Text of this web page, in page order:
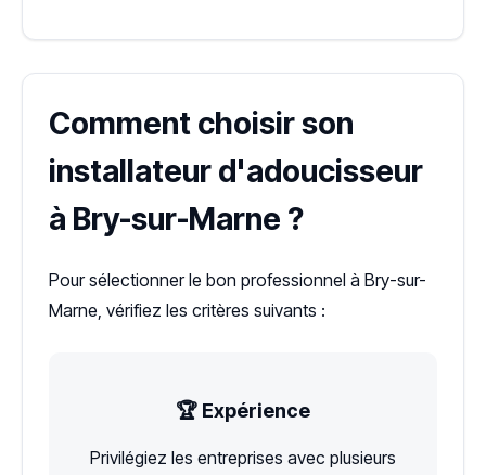
Comment choisir son
installateur d'adoucisseur
à Bry-sur-Marne ?
Pour sélectionner le bon professionnel à Bry-sur-
Marne, vérifiez les critères suivants :
🏆 Expérience
Privilégiez les entreprises avec plusieurs